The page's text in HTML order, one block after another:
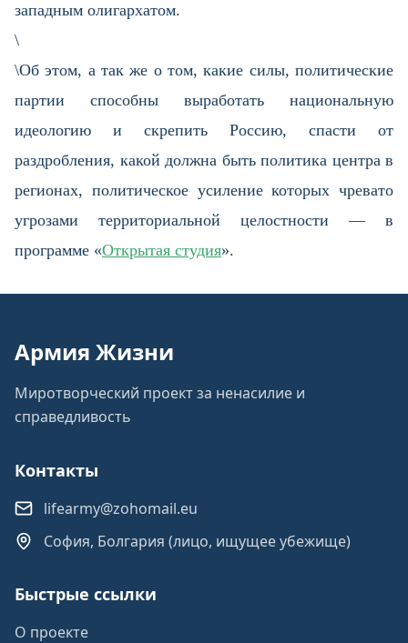
западным олигархатом.
\
\Об этом, а так же о том, какие силы, политические
партии способны выработать национальную
идеологию и скрепить Россию, спасти от
раздробления, какой должна быть политика центра в
регионах, политическое усиление которых чревато
угрозами территориальной целостности — в
программе «Открытая студия».
Армия Жизни
Миротворческий проект за ненасилие и
справедливость
Контакты
lifearmy@zohomail.eu
София, Болгария (лицо, ищущее убежище)
Быстрые ссылки
О проекте